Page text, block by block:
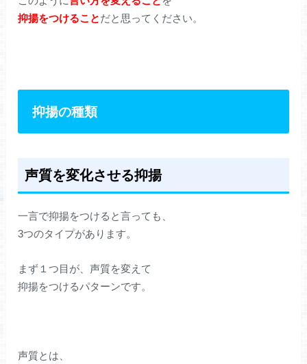
抑揚をつけることだと思ってください。
抑揚の種類
声質を変化させる抑揚
一言で抑揚をつけると言っても、
3つのタイプがあります。
まず１つ目が、声質を変えて
抑揚をつけるパターンです。
声質とは、